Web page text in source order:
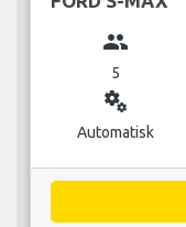
group
5
miscellaneous_services
Automatisk